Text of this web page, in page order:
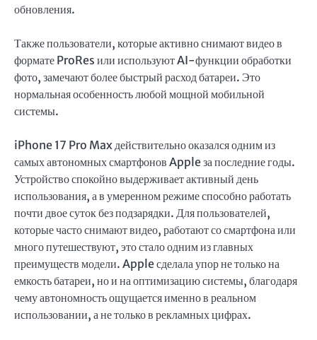
обновления.
Также пользователи, которые активно снимают видео в
формате ProRes или используют AI-функции обработки
фото, замечают более быстрый расход батареи. Это
нормальная особенность любой мощной мобильной
системы.
iPhone 17 Pro Max действительно оказался одним из
самых автономных смартфонов Apple за последние годы.
Устройство спокойно выдерживает активный день
использования, а в умеренном режиме способно работать
почти двое суток без подзарядки. Для пользователей,
которые часто снимают видео, работают со смартфона или
много путешествуют, это стало одним из главных
преимуществ модели. Apple сделала упор не только на
емкость батареи, но и на оптимизацию системы, благодаря
чему автономность ощущается именно в реальном
использовании, а не только в рекламных цифрах.